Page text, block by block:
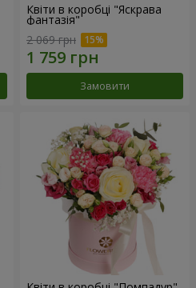
Квіти в коробці "Яскрава
фантазія"
2 069 грн
Замовити